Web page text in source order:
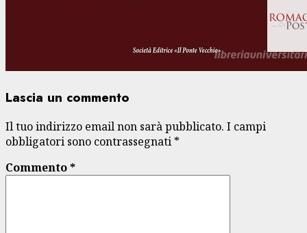
Lascia un commento
Il tuo indirizzo email non sarà pubblicato. I campi
obbligatori sono contrassegnati *
Commento*